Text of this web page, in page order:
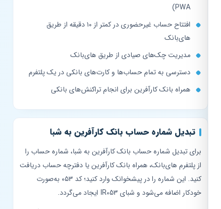
PWA)
افتتاح حساب غیرحضوری در کمتر از ۱۰ دقیقه از طریق
های‌بانک
مدیریت چک‌های صیادی از طریق های‌بانک
دسترسی به تمام حساب‌ها و کارت‌های بانکی در یک پلتفرم
همراه بانک کارآفرین برای انجام تراکنش‌های بانکی
تبدیل شماره حساب بانک کارآفرین به شبا
برای تبدیل شماره حساب بانک کارآفرین به شبا، شماره حساب را
از پلتفرم های‌بانک، همراه بانک کارآفرین یا دفترچه حساب دریافت
کنید. این شماره را در پیشخوانک وارد کنید؛ کد ۰۵۳ به‌صورت
خودکار اضافه می‌شود و شبای IR053 ایجاد می‌گردد.